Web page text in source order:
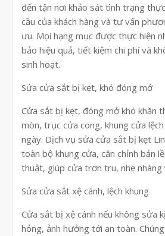
đến tận nơi khảo sát tình trạng
cầu của khách hàng và tư vấn
ưu. Mọi hạng mục được thực hiện
bảo hiệu quả, tiết kiệm chi phí và
sinh hoạt.
Sửa cửa sắt bị kẹt, khó đóng mở
Cửa sắt bị kẹt, đóng mở khó khăn
mòn, trục cửa cong, khung cửa
ngày. Dịch vụ sửa cửa sắt bị kẹt
toàn bộ khung cửa, căn chỉnh bản
thuật, giúp cửa trơn tru, nhẹ nhàng
Sửa cửa sắt xệ cánh, lệch khung
Cửa sắt bị xệ cánh nếu không sửa
hỏng, ảnh hưởng tới an toàn.